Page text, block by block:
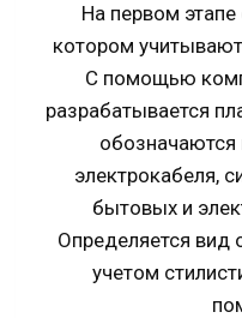
На первом этапе
котором
С помощью
разрабатывается
электрокабеля,
бытовых и
Определяется вид
учетом